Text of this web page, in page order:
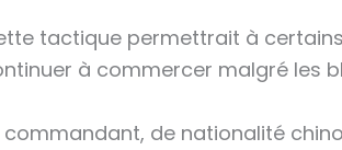
tactique permettrait à
à commercer malgré les
commandant, de nationalité